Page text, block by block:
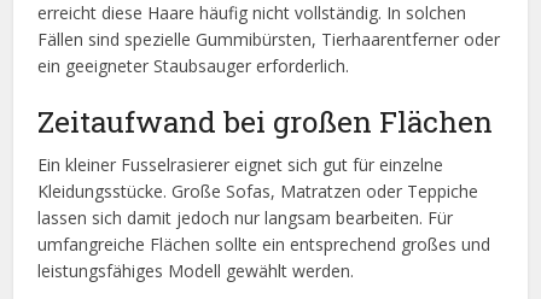
erreicht diese Haare häufig nicht vollständig. In solchen
Fällen sind spezielle Gummibürsten, Tierhaarentferner oder
ein geeigneter Staubsauger erforderlich.
Zeitaufwand bei großen Flächen
Ein kleiner Fusselrasierer eignet sich gut für einzelne
Kleidungsstücke. Große Sofas, Matratzen oder Teppiche
lassen sich damit jedoch nur langsam bearbeiten. Für
umfangreiche Flächen sollte ein entsprechend großes und
leistungsfähiges Modell gewählt werden.